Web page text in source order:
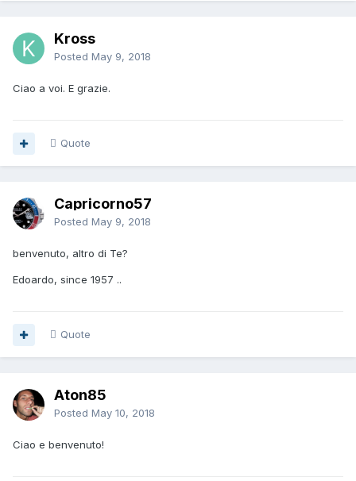
Kross
Posted May 9, 2018
Ciao a voi. E grazie.
Quote
Capricorno57
Posted May 9, 2018
benvenuto, altro di Te?
Edoardo, since 1957 ..
Quote
Aton85
Posted May 10, 2018
Ciao e benvenuto!